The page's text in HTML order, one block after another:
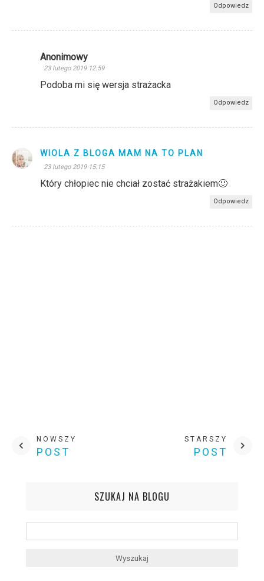
Odpowiedz
Anonimowy
23 lutego 2019 12:59
Podoba mi się wersja strażacka
Odpowiedz
WIOLA Z BLOGA MAM NA TO PLAN
23 lutego 2019 15:15
Który chłopiec nie chciał zostać strażakiem🙂
Odpowiedz
NOWSZY
POST
STARSZY
POST
SZUKAJ NA BLOGU